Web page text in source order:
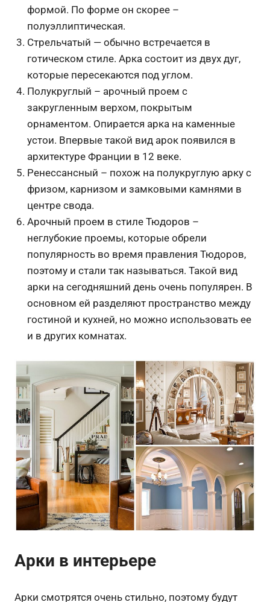
формой. По форме он скорее –
полуэллиптическая.
Стрельчатый — обычно встречается в
готическом стиле. Арка состоит из двух дуг,
которые пересекаются под углом.
Полукруглый – арочный проем с
закругленным верхом, покрытым
орнаментом. Опирается арка на каменные
устои. Впервые такой вид арок появился в
архитектуре Франции в 12 веке.
Ренессансный – похож на полукруглую арку с
фризом, карнизом и замковыми камнями в
центре свода.
Арочный проем в стиле Тюдоров –
неглубокие проемы, которые обрели
популярность во время правления Тюдоров,
поэтому и стали так называться. Такой вид
арки на сегодняшний день очень популярен. В
основном ей разделяют пространство между
гостиной и кухней, но можно использовать ее
и в других комнатах.
Арки в интерьере
Арки смотрятся очень стильно, поэтому будут